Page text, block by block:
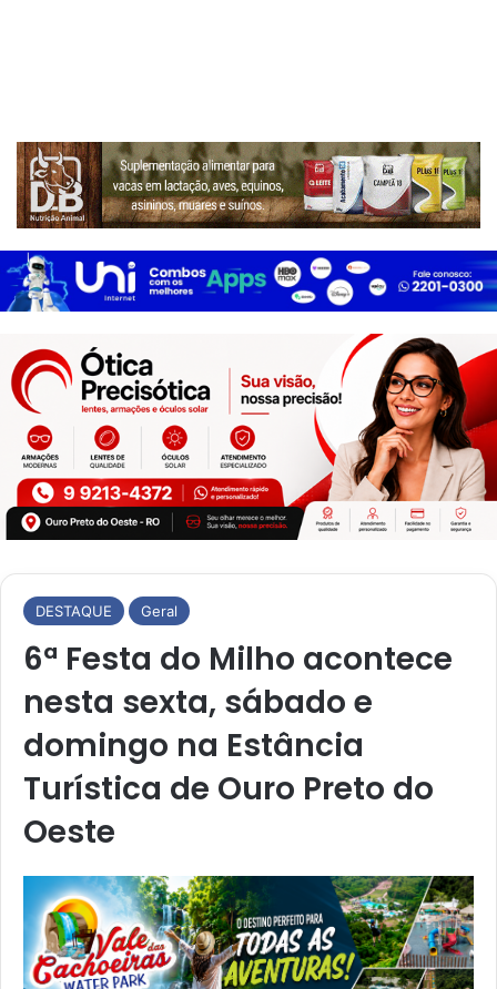
DESTAQUE Geral
6ª Festa do Milho acontece
nesta sexta, sábado e
domingo na Estância
Turística de Ouro Preto do
Oeste